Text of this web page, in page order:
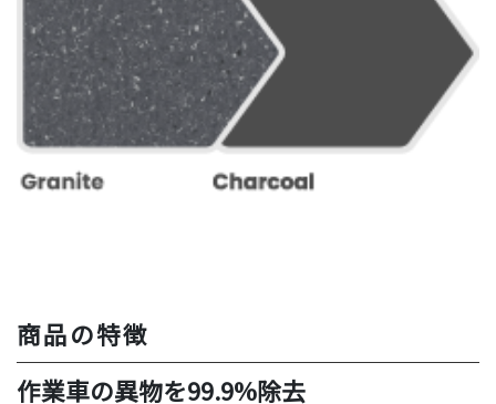
商品の特徴
作業車の異物を99.9%除去